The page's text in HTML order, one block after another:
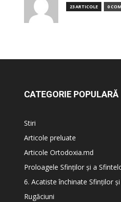
23 ARTICOLE 0
CATEGORIE POPULARĂ
Stiri
Articole preluate
Articole Ortodoxia.md
Proloagele Sfinților și a
6. Acatiste închinate Sfinților
Rugăciuni